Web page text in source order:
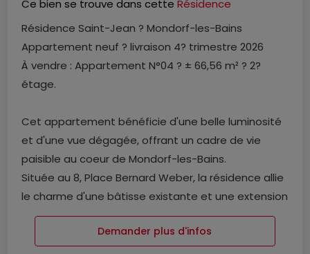
Ce bien se trouve dans cette Résidence
Résidence Saint-Jean ? Mondorf-les-Bains
Appartement neuf ? livraison 4? trimestre 2026
À vendre : Appartement N°04 ? ± 66,56 m² ? 2?
étage.
Cet appartement bénéficie d'une belle luminosité
et d'une vue dégagée, offrant un cadre de vie
paisible au coeur de Mondorf-les-Bains.
Située au 8, Place Bernard Weber, la résidence allie
le charme d'une bâtisse existante et une extension
contemporaine aux finitions soignées.
Dès l'entrée, la clarté des volumes séduit : séjour
Demander plus d'infos